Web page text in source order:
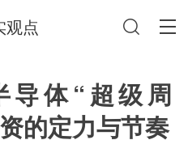
观点
导体“超级周
的定力与节奏